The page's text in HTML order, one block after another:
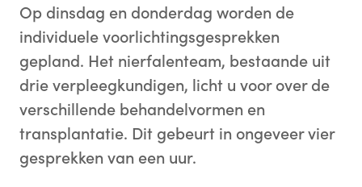
Op dinsdag en donderdag worden de
individuele voorlichtingsgesprekken
gepland. Het nierfalenteam, bestaande uit
drie verpleegkundigen, licht u voor over de
verschillende behandelvormen en
transplantatie. Dit gebeurt in ongeveer vier
gesprekken van een uur.